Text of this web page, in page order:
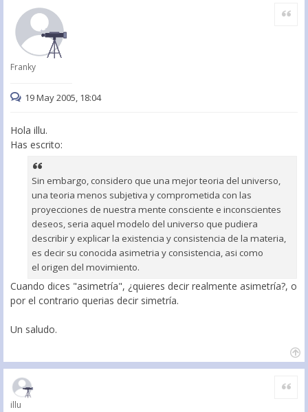
Franky
Citar
19 May 2005, 18:04
Hola illu.
Has escrito:
Sin embargo, considero que una mejor teoria del universo,
una teoria menos subjetiva y comprometida con las
proyecciones de nuestra mente consciente e inconscientes
deseos, seria aquel modelo del universo que pudiera
describir y explicar la existencia y consistencia de la materia,
es decir su conocida asimetria y consistencia, asi como
el origen del movimiento.
Cuando dices "asimetría", ¿quieres decir realmente asimetría?, o
por el contrario querias decir simetría.
Un saludo.
illu
Citar